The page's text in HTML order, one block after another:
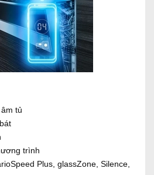
tủ
trình
Plus, glassZone, Silence,